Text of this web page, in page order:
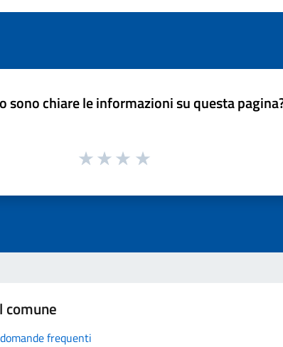
sono chiare le informazioni su questa
comune
frequenti